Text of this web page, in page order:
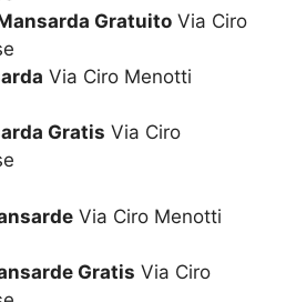
Gratuito Via Ciro
Via Ciro Menotti
Gratis Via Ciro
Via Ciro Menotti
Gratis Via Ciro